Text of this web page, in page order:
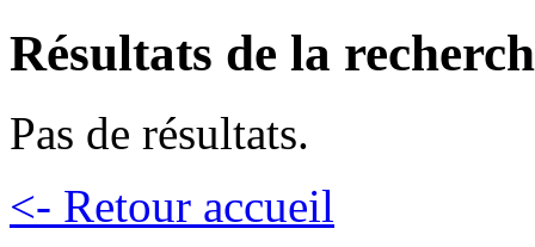
Résultats de la
Pas de résultats.
<- Retour accueil